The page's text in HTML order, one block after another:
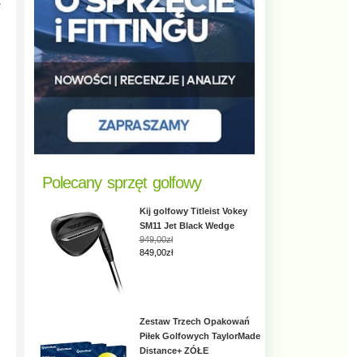
Polecany sprzęt golfowy
Kij golfowy Titleist Vokey
SM11 Jet Black Wedge
949,00zł
849,00zł
Zestaw Trzech Opakowań
Piłek Golfowych TaylorMade
Distance+ ZÓŁE